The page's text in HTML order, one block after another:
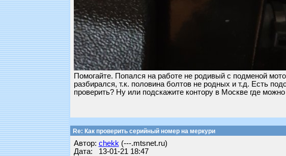
Помогайте. Попался на работе не родивый с подменой
разбирался, т.к. половина болтов не родных и т.д. Есть
проверить? Ну или подскажите контору в Москве где
Re: Как проверить серийный номер на меркури
Автор: chekk (---.mtsnet.ru)
Дата: 13-01-21 18:47